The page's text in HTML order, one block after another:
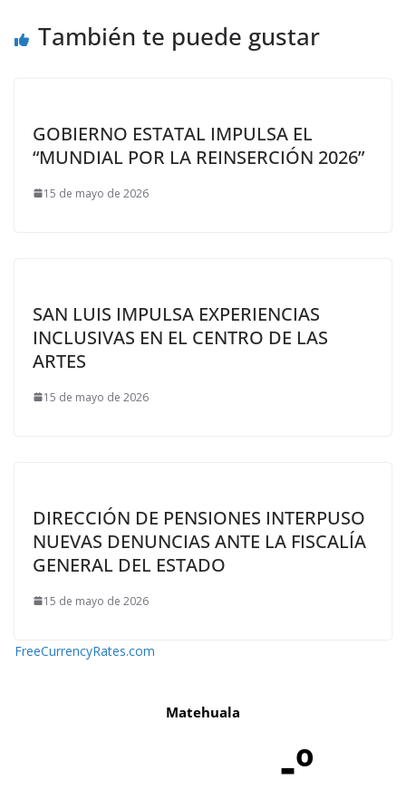
También te puede gustar
GOBIERNO ESTATAL IMPULSA EL
“MUNDIAL POR LA REINSERCIÓN 2026”
15 de mayo de 2026
SAN LUIS IMPULSA EXPERIENCIAS
INCLUSIVAS EN EL CENTRO DE LAS
ARTES
15 de mayo de 2026
DIRECCIÓN DE PENSIONES INTERPUSO
NUEVAS DENUNCIAS ANTE LA FISCALÍA
GENERAL DEL ESTADO
15 de mayo de 2026
FreeCurrencyRates.com
Matehuala
-º